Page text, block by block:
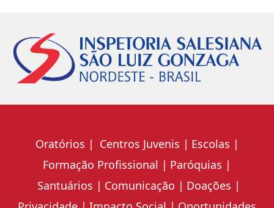
Oratórios Centros Juvenis
Escolas
Formação Profissional
Paróquias
Santuários
Comunicação
Doações